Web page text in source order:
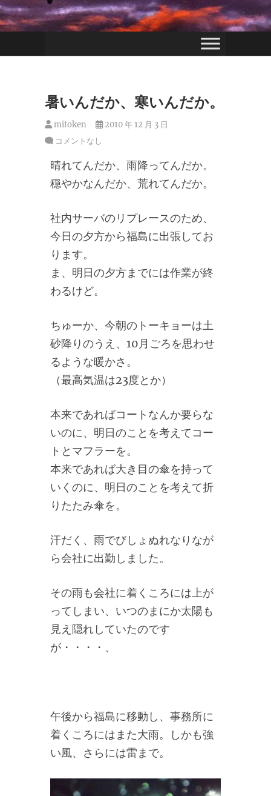
暑いんだか、寒いんだか。
mitoken
2010 年 12 月 3 日
コメントなし
晴れてんだか、雨降ってんだか。
穏やかなんだか、荒れてんだか。
社内サーバのリプレースのため、
今日の夕方から福島に出張してお
ります。
ま、明日の夕方までには作業が終
わるけど。
ちゅーか、今朝のトーキョーは土
砂降りのうえ、10月ごろを思わせ
るような暖かさ。
（最高気温は23度とか）
本来であればコートなんか要らな
いのに、明日のことを考えてコー
トとマフラーを。
本来であれば大き目の傘を持って
いくのに、明日のことを考えて折
りたたみ傘を。
汗だく、雨でびしょぬれなりなが
ら会社に出勤しました。
その雨も会社に着くころには上が
ってしまい、いつのまにか太陽も
見え隠れしていたのです
が・・・・、
午後から福島に移動し、事務所に
着くころにはまた大雨。しかも強
い風、さらには雷まで。